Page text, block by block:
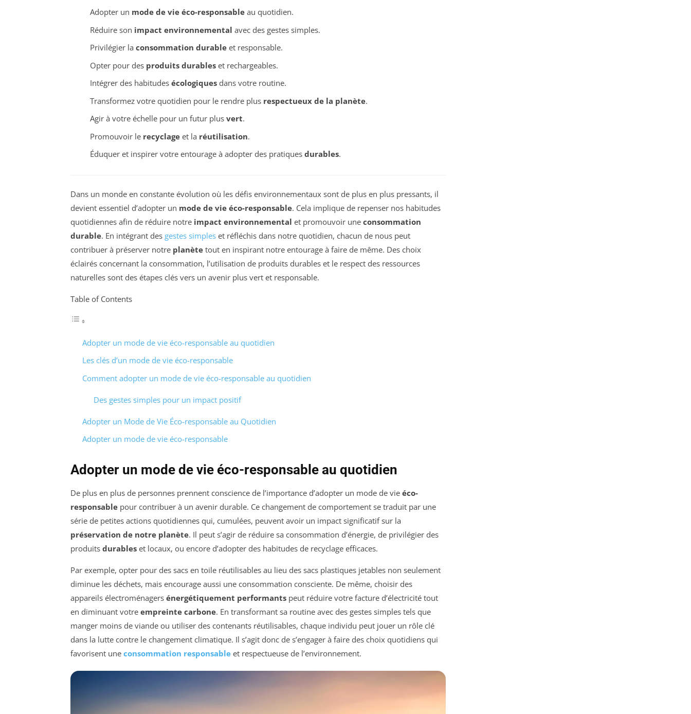
Adopter un mode de vie éco-responsableau quotidien.
Réduire son impact environnemental avec des gestes simples.
Privilégier la consommation durableet responsable.
Opter pour des produits durableset rechargeables.
Intégrer des habitudes écologiquesdans votre routine.
Transformez votre quotidien pour le rendre plus respectueux de la planète.
Agir à votre échelle pour un futur plus vert.
Promouvoir le recyclageet la réutilisation.
Éduquer et inspirer votre entourage à adopter des pratiques durables.
Dans un monde en constante évolution où les défis environnementaux sont de plus en plus pressants, il
devient essentiel d’adopter un mode de vie éco-responsable. Cela implique de repenser nos habitudes
quotidiennes afin de réduire notre impact environnemental et promouvoir une consommation
durable. En intégrant des gestes simples et réfléchis dans notre quotidien, chacun de nous peut
contribuer à préserver notre planète tout en inspirant notre entourage à faire de même. Des choix
éclairés concernant la consommation, l’utilisation de produits durables et le respect des ressources
naturelles sont des étapes clés vers un avenir plus vert et responsable.
Table of Contents
Adopter un mode de vie éco-responsable au quotidien
Les clés d’un mode de vie éco-responsable
Comment adopter un mode de vie éco-responsable au quotidien
Des gestes simples pour un impact positif
Adopter un Mode de Vie Éco-responsable au Quotidien
Adopter un mode de vie éco-responsable
Adopter un mode de vie éco-responsable au quotidien
De plus en plus de personnes prennent conscience de l’importance d’adopter un mode de vie éco-
responsable pour contribuer à un avenir durable. Ce changement de comportement se traduit par une
série de petites actions quotidiennes qui, cumulées, peuvent avoir un impact significatif sur la
préservation de notre planète. Il peut s’agir de réduire sa consommation d’énergie, de privilégier des
produits durables et locaux, ou encore d’adopter des habitudes de recyclage efficaces.
Par exemple, opter pour des sacs en toile réutilisables au lieu des sacs plastiques jetables non seulement
diminue les déchets, mais encourage aussi une consommation consciente. De même, choisir des
appareils électroménagers énergétiquement performants peut réduire votre facture d’électricité tout
en diminuant votre empreinte carbone. En transformant sa routine avec des gestes simples tels que
manger moins de viande ou utiliser des contenants réutilisables, chaque individu peut jouer un rôle clé
dans la lutte contre le changement climatique. Il s’agit donc de s’engager à faire des choix quotidiens qui
favorisent une consommation responsable et respectueuse de l’environnement.